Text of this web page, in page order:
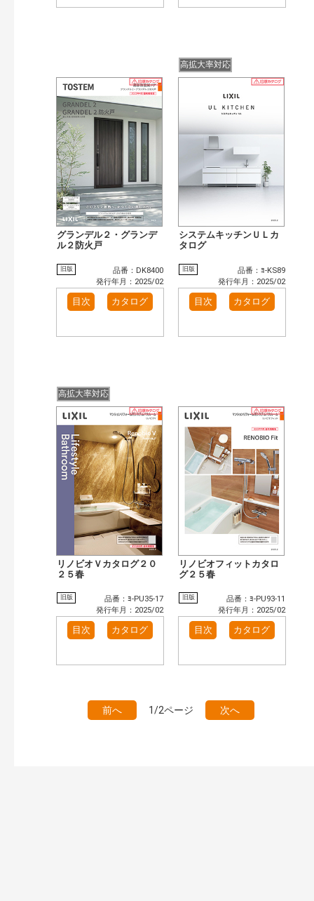
グランデル２・グランデ
ル２防火戸
旧版
品番：DK8400
発行年月：2025/02
目次 カタログ
高拡大率対応
システムキッチンＵＬカ
タログ
旧版
品番：ﾖ-KS89
発行年月：2025/02
目次 カタログ
高拡大率対応
リノビオＶカタログ２０
２５春
旧版
品番：ﾖ-PU35-17
発行年月：2025/02
目次 カタログ
リノビオフィットカタロ
グ２５春
旧版
品番：ﾖ-PU93-11
発行年月：2025/02
目次 カタログ
前へ 1/2ページ 次へ